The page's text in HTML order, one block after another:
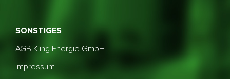
SONSTIGES
AGB Kling Energie GmbH
Impressum